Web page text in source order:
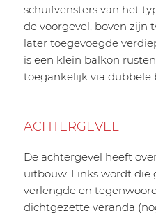
schuifvensters van het
de voorgevel, boven zijn
later toegevoegde
is een klein balkon
toegankelijk via dubbele
ACHTERGEVEL
De achtergevel heeft
uitbouw. Links wordt die
verlengde en
dichtgezette veranda